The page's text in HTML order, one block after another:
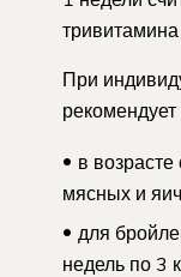
тривитамина
При
в
мясных и
для
недель по 3